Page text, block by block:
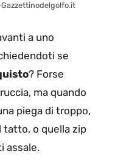
a uno
se
? Forse
ma quando
piega di troppo,
tatto, o quella zip
assale.